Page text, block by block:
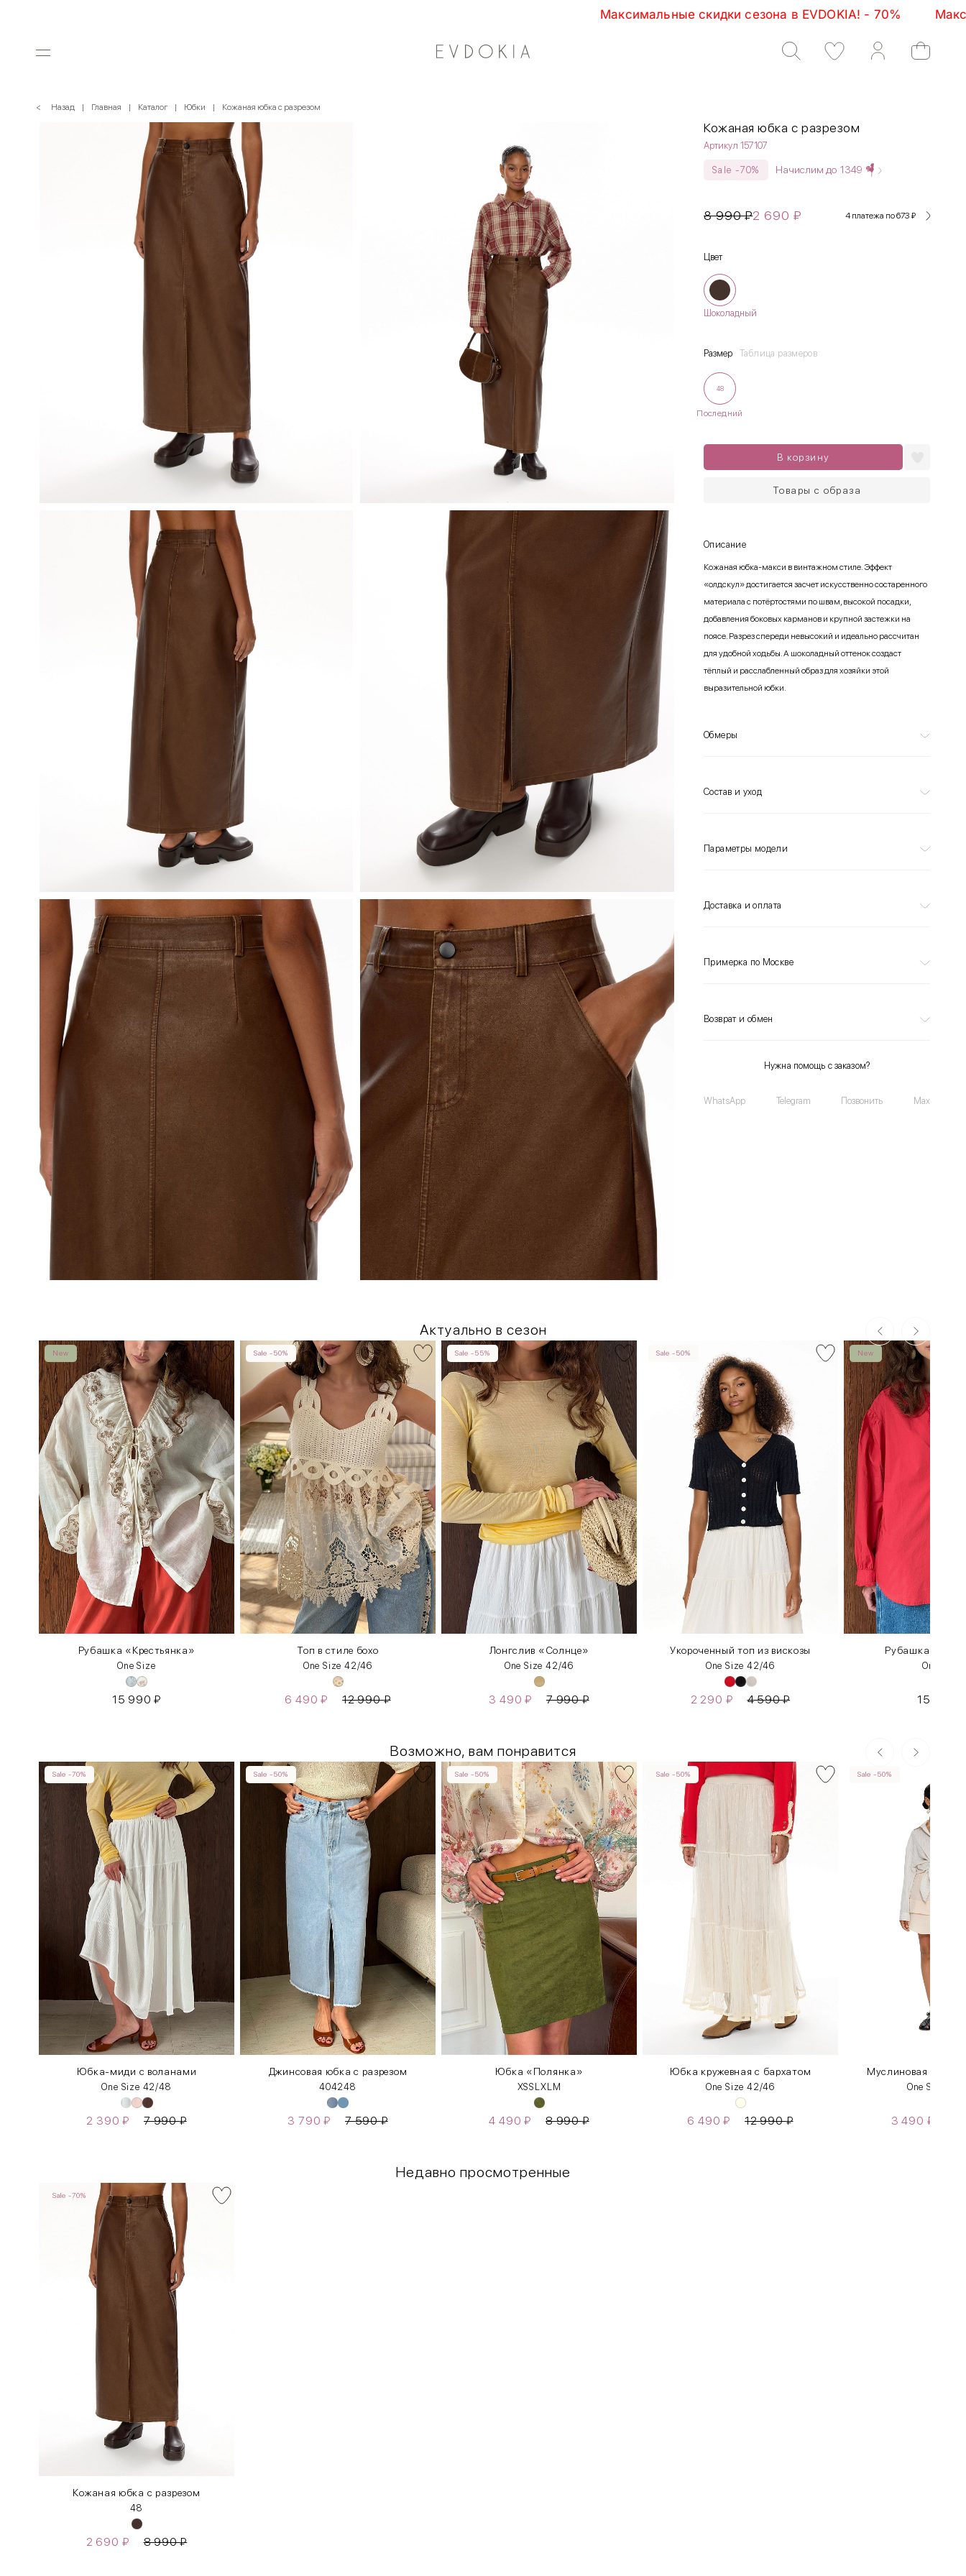
Максимальные скидки сезона в EVDOKIA! - 70%         Максимальные скидки
< Назад Главная Каталог Юбки Кожаная юбка с разрезом
Кожаная юбка с разрезом
Артикул 157107
Sale -70% Начислим до 1349
8 990₽2 690 ₽ 4 платежа по 673 ₽
Цвет
Шоколадный
Размер Таблица размеров
48
Последний
В корзину
Товары с образа
Описание
Кожаная юбка-макси в винтажном стиле. Эффект
«олдскул» достигается засчет искусственно состаренного
материала с потёртостями по швам, высокой посадки,
добавления боковых карманов и крупной застежки на
поясе. Разрез спереди невысокий и идеально рассчитан
для удобной ходьбы. А шоколадный оттенок создаст
тёплый и расслабленный образ для хозяйки этой
выразительной юбки.
Обмеры
Состав и уход
Параметры модели
Доставка и оплата
Примерка по Москве
Возврат и обмен
Нужна помощь с заказом?
WhatsApp Telegram Позвонить Max
Актуально в сезон
New
Рубашка «Крестьянка»
One Size
15 990₽
Sale -50%
Топ в стиле бохо
One Size 42/46
6 490₽ 12 990₽
Sale -55%
Лонгслив «Солнце»
One Size 42/46
3 490₽ 7 990₽
Sale -50%
Укороченный топ из вискозы
One Size 42/46
2 290 ₽ 4 590₽
New
Рубашка
One Size
15 990
Возможно, вам понравится
Sale -70%
Юбка-миди с воланами
One Size 42/48
2 390₽ 7 990₽
Sale -50%
Джинсовая юбка с разрезом
404248
3 790₽ 7 590₽
Sale -50%
Юбка «Полянка»
XSS XL М
4 490₽ 8 990₽
Sale -50%
Юбка кружевная с бархатом
One Size 42/46
6 490₽ 12 990₽
Sale -50%
Муслиновая юбка
One Size
3 490 ₽
Недавно просмотренные
Sale -70%
Кожаная юбка с разрезом
48
2 690 ₽ 8 990₽
RUS
42-50
Как правильно себя обмерить
Обхват груди (С)